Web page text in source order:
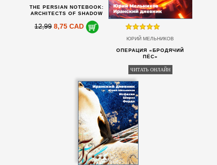
THE PERSIAN NOTEBOOK:
ARCHITECTS OF SHADOW
12,99 8,75 CAD
ЮРИЙ МЕЛЬНИКОВ
ОПЕРАЦИЯ «БРОДЯЧИЙ
ПЁС»
ЧИТАТЬ ОНЛАЙН